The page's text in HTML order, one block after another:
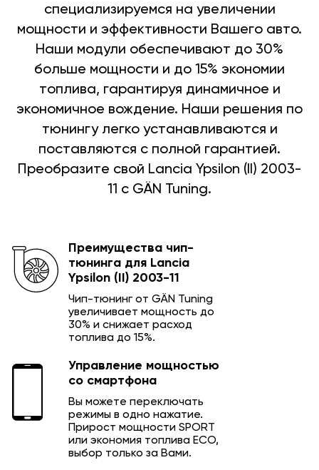
специализируемся на увеличении
мощности и эффективности Вашего авто.
Наши модули обеспечивают до 30%
больше мощности и до 15% экономии
топлива, гарантируя динамичное и
экономичное вождение. Наши решения по
тюнингу легко устанавливаются и
поставляются с полной гарантией.
Преобразите свой Lancia Ypsilon (II) 2003-
11 с GÄN Tuning.
Преимущества чип-
тюнинга для Lancia
Ypsilon (II) 2003-11
Чип-тюнинг от GÄN Tuning
увеличивает мощность до
30% и снижает расход
топлива до 15%.
Управление мощностью
со смартфона
Вы можете переключать
режимы в одно нажатие.
Прирост мощности SPORT
или экономия топлива ECO,
выбор только за Вами.